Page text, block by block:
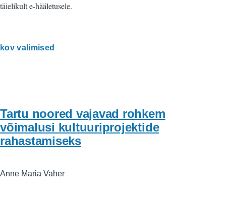
täielikult e-hääletusele.
kov valimised
Tartu noored vajavad rohkem
võimalusi kultuuriprojektide
rahastamiseks
Anne Maria Vaher